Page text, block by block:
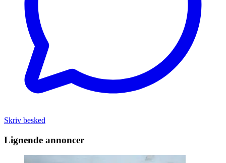
Skriv besked
Lignende annoncer